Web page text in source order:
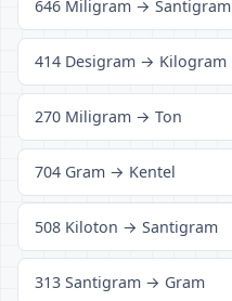
646 Miligram → Santigram
414 Desigram → Kilogram
270 Miligram → Ton
704 Gram → Kentel
508 Kiloton → Santigram
313 Santigram → Gram